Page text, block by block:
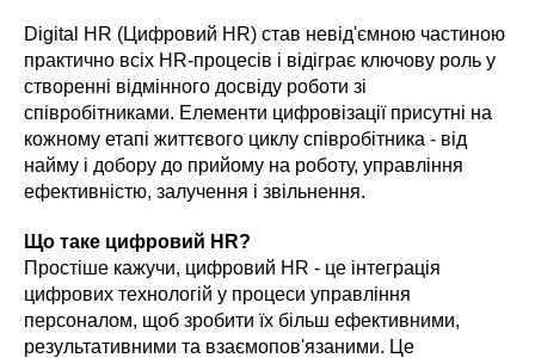
Digital HR (Цифровий HR) став невід'ємною частиною
практично всіх HR-процесів і відіграє ключову роль у
створенні відмінного досвіду роботи зі
співробітниками. Елементи цифровізації присутні на
кожному етапі життєвого циклу співробітника - від
найму і добору до прийому на роботу, управління
ефективністю, залучення і звільнення.
Що таке цифровий HR?
Простіше кажучи, цифровий HR - це інтеграція
цифрових технологій у процеси управління
персоналом, щоб зробити їх більш ефективними,
результативними та взаємопов'язаними. Це